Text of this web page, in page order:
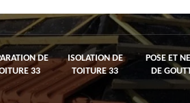
DE
33
ISOLATION DE
TOITURE 33
POSE ET
DE